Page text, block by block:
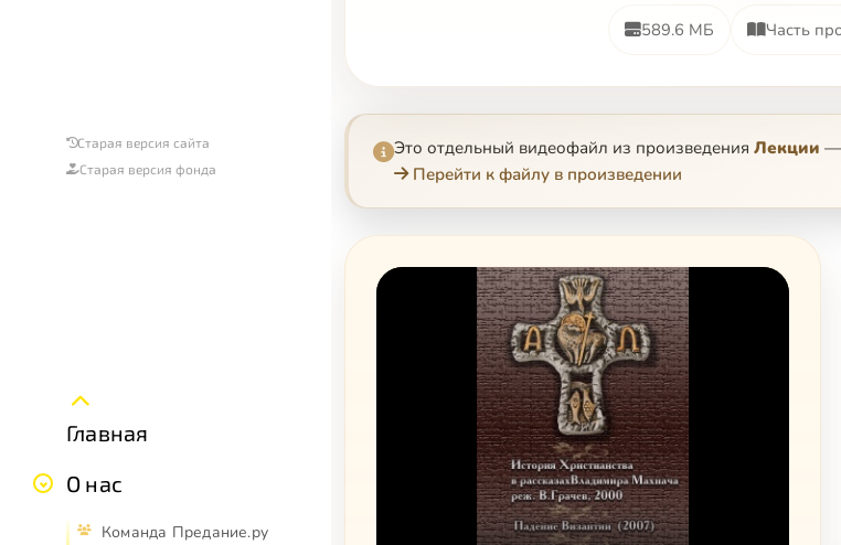
Старая версия сайта
Старая версия фонда
Главная
О нас
Команда Предание.ру
589.6 МБ Часть
Это отдельный видеофайл из произведения Лекции —
Перейти к файлу в произведении